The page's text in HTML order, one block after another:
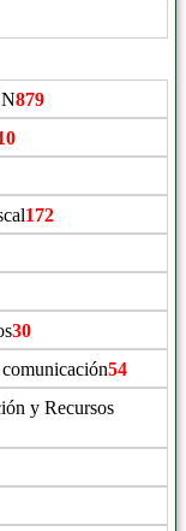
879
172
30
54
y Recursos